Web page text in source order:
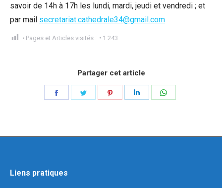
savoir de 14h à 17h les lundi, mardi, jeudi et vendredi ; et
par mail secretariat.cathedrale34@gmail.com
Pages et Articles visités : 1 243
Partager cet article
Partager Partager
Partager
Partager
Liens pratiques